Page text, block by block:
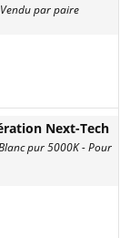
par paire
Next-Tech
pur 5000K - Pour